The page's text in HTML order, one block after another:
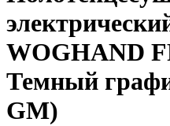
WOGHAND
Темный
GM)